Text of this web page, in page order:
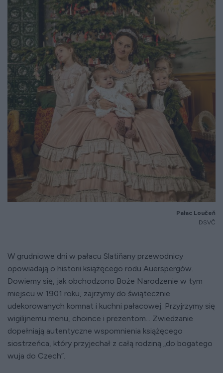
Pałac Loučeň
DSVČ
W grudniowe dni w pałacu Slatiňany przewodnicy
opowiadają o historii książęcego rodu Auerspergów.
Dowiemy się, jak obchodzono Boże Narodzenie w tym
miejscu w 1901 roku, zajrzymy do świątecznie
udekorowanych komnat i kuchni pałacowej. Przyjrzymy się
wigilijnemu menu, choince i prezentom... Zwiedzanie
dopełniają autentyczne wspomnienia książęcego
siostrzeńca, który przyjechał z całą rodziną „do bogatego
wuja do Czech”.